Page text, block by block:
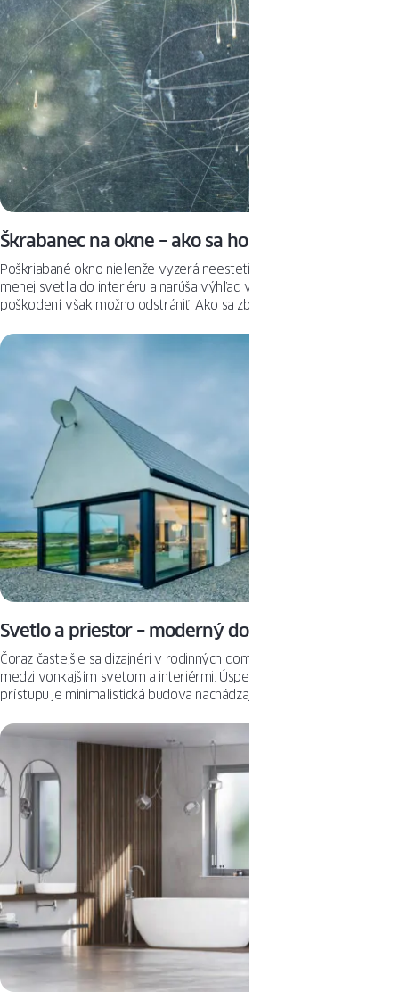
Škrabanec na okne – ako sa ho zbaviť?
Poškriabané okno nielenže vyzerá neesteticky, ale tiež prepúšťa
menej svetla do interiéru a narúša výhľad von. Mnohé z týchto
poškodení však možno odstrániť. Ako sa zbaviť škrabancov na skle?
Svetlo a priestor – moderný dom v Írsku
Čoraz častejšie sa dizajnéri v rodinných domoch snažia mazať hranice
medzi vonkajším svetom a interiérmi. Úspešným príkladom tohto
prístupu je minimalistická budova nachádzajúca sa priamo pri pobreží